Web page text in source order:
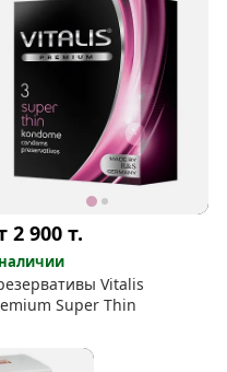
2 900т.
Vitalis
Super Thin